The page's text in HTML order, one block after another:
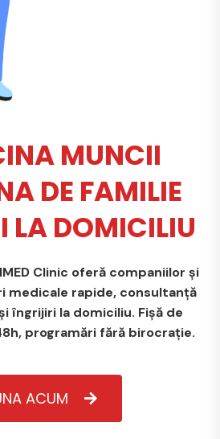
MUNCII
DE FAMILIE
LA DOMICILIU
Clinic oferă companiilor și
medicale rapide, consultanță
îngrijiri la domiciliu. Fișă de
programări fără birocrație.
ACUM